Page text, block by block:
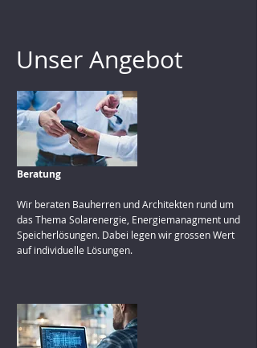
Unser Angebot
Beratung
Wir beraten Bauherren und Architekten rund um
das Thema Solarenergie, Energiemanagment und
Speicherlösungen. Dabei legen wir grossen Wert
auf individuelle Lösungen.